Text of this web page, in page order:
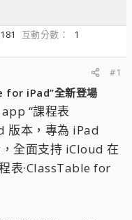
互動分數
1
#1
for iPad”全新登場
“課程表
版本，專為 iPad
全面支持 iCloud 在
表·ClassTable for